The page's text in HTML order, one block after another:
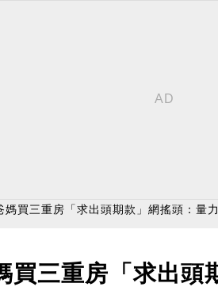
買三重房「求出頭期款」網搖頭：量
買三重房「求出頭